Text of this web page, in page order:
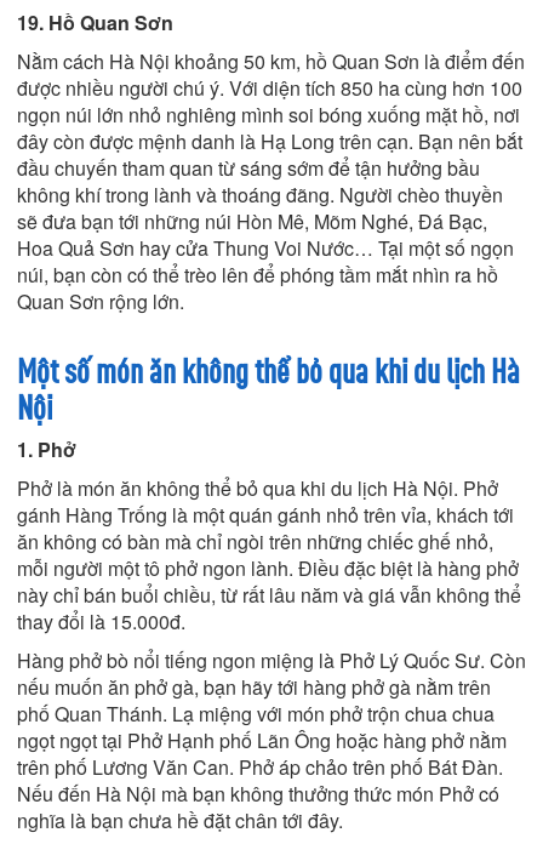
19. Hồ Quan Sơn
Nằm cách Hà Nội khoảng 50 km, hồ Quan Sơn là điểm đến
được nhiều người chú ý. Với diện tích 850 ha cùng hơn 100
ngọn núi lớn nhỏ nghiêng mình soi bóng xuống mặt hồ, nơi
đây còn được mệnh danh là Hạ Long trên cạn. Bạn nên bắt
đầu chuyến tham quan từ sáng sớm để tận hưởng bầu
không khí trong lành và thoáng đãng. Người chèo thuyền
sẽ đưa bạn tới những núi Hòn Mê, Mõm Nghé, Đá Bạc,
Hoa Quả Sơn hay cửa Thung Voi Nước… Tại một số ngọn
núi, bạn còn có thể trèo lên để phóng tầm mắt nhìn ra hồ
Quan Sơn rộng lớn.
Một số món ăn không thể bỏ qua khi du lịch Hà
Nội
1. Phở
Phở là món ăn không thể bỏ qua khi du lịch Hà Nội. Phở
gánh Hàng Trống là một quán gánh nhỏ trên vỉa, khách tới
ăn không có bàn mà chỉ ngòi trên những chiếc ghế nhỏ,
mỗi người một tô phở ngon lành. Điều đặc biệt là hàng phở
này chỉ bán buổi chiều, từ rất lâu năm và giá vẫn không thể
thay đổi là 15.000đ.
Hàng phở bò nổi tiếng ngon miệng là Phở Lý Quốc Sư. Còn
nếu muốn ăn phở gà, bạn hãy tới hàng phở gà nằm trên
phố Quan Thánh. Lạ miệng với món phở trộn chua chua
ngọt ngọt tại Phở Hạnh phố Lãn Ông hoặc hàng phở nằm
trên phố Lương Văn Can. Phở áp chảo trên phố Bát Đàn.
Nếu đến Hà Nội mà bạn không thưởng thức món Phở có
nghĩa là bạn chưa hề đặt chân tới đây.